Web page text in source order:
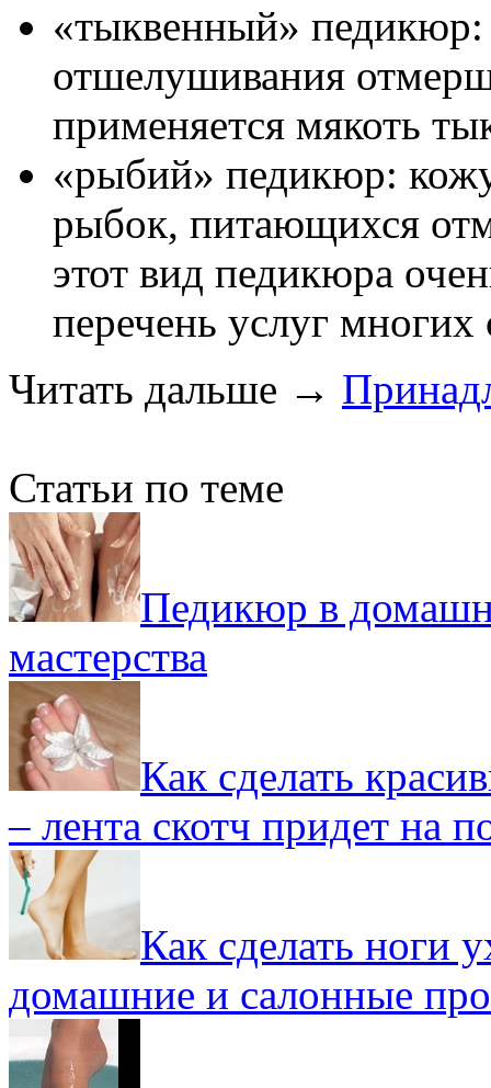
«тыквенный» педикюр:
отшелушивания
применяется мякоть
«рыбий» педикюр:
рыбок, питающихся
этот вид педикюра
перечень услуг многих
Читать дальше →
Статьи по теме
Педикюр в
мастерства
Как сделать
– лента скотч придет на
Как сделать ноги
домашние и салонные